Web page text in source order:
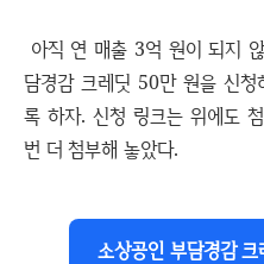
아직 연 매출 3억 원이 되지
담경감 크레딧 50만 원을 신
록 하자. 신청 링크는 위에도
번 더 첨부해 놓았다.
소상공인 부담경감